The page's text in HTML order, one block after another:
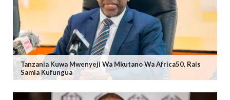
Tanzania Kuwa Mwenyeji Wa Mkutano Wa Africa50, Rais
Samia Kufungua